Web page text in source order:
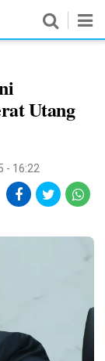
Utang
- 16:22